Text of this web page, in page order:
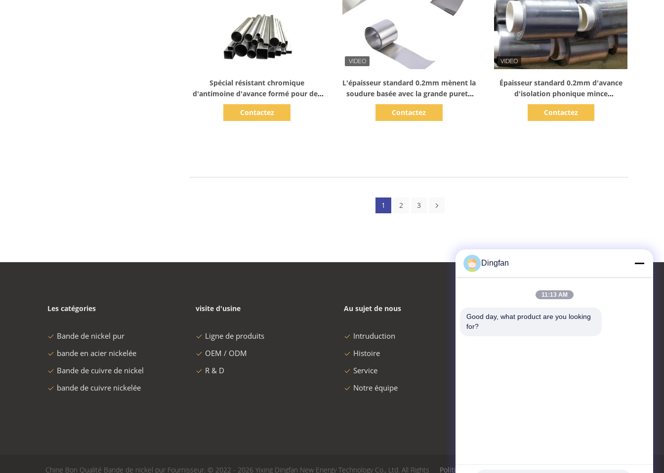
Spécial résistant chromique
d'antimoine d'avance formé pour des
incidences de glissement
Contactez
L'épaisseur standard 0.2mm mènent la
soudure basée avec la grande pureté
99,99%.
Contactez
Épaisseur standard 0.2mm d'avance
d'isolation phonique mince
électrolytique d'aluminium
Contactez
1 2 3
Les catégories
Bande de nickel pur
bande en acier nickelée
Bande de cuivre de nickel
bande de cuivre nickelée
visite d'usine
Ligne de produits
OEM / ODM
R & D
Au sujet de nous
Intruduction
Histoire
Service
Notre équipe
Politique de confidentialité
Chine Bon Qualité Bande de nickel pur Fournisseur. © 2022 - 2026 Yixing Dingfan New Energy Technology Co., Ltd. All Rights
Dingfan
11:13 AM
Good day, what product are you looking
for?